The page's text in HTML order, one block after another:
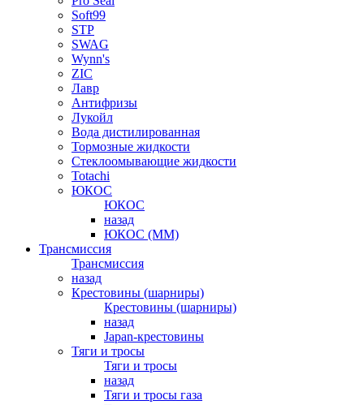
Soft99
STP
SWAG
Wynn's
ZIC
Лавр
Антифризы
Лукойл
Вода дистилированная
Тормозные жидкости
Стеклоомывающие жидкости
Totachi
ЮКОС
ЮКОС
назад
ЮКОС (ММ)
Трансмиссия
Трансмиссия
назад
Крестовины (шарниры)
Крестовины (шарниры)
назад
Japan-крестовины
Тяги и тросы
Тяги и тросы
назад
Тяги и тросы газа